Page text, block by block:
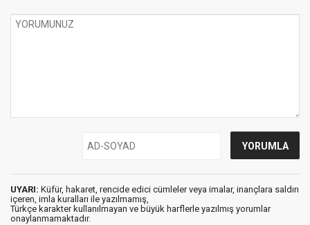
UYARI: Küfür, hakaret, rencide edici cümleler veya imalar, inançlara saldırı
içeren, imla kuralları ile yazılmamış,
Türkçe karakter kullanılmayan ve büyük harflerle yazılmış yorumlar
onaylanmamaktadır.